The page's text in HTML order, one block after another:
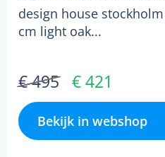
design house
cm light oak...
€ 495 € 421
Bekijk in webshop